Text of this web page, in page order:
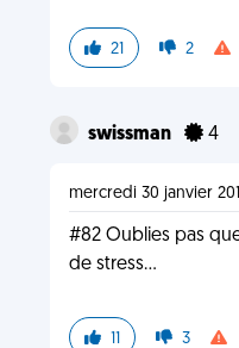
21 2
swissman 4
mercredi 30 janvier
#82 Oublies pas
de stress...
11 3